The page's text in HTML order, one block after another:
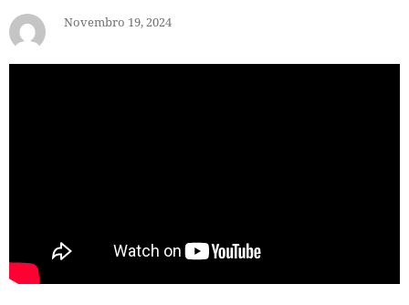
Novembro 19, 2024